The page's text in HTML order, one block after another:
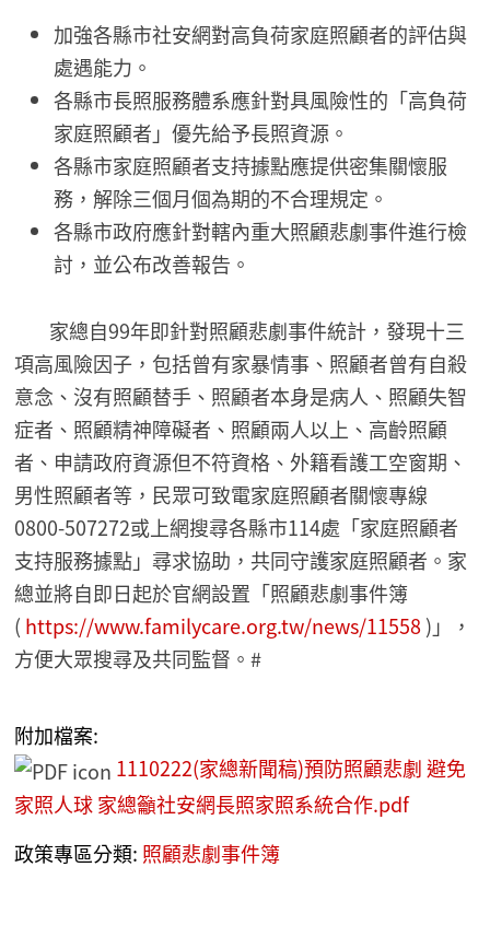
加強各縣市社安網對高負荷家庭照顧者的評估與
處遇能力。
各縣市長照服務體系應針對具風險性的「高負荷
家庭照顧者」優先給予長照資源。
各縣市家庭照顧者支持據點應提供密集關懷服
務，解除三個月個為期的不合理規定。
各縣市政府應針對轄內重大照顧悲劇事件進行檢
討，並公布改善報告。
家總自99年即針對照顧悲劇事件統計，發現十三
項高風險因子，包括曾有家暴情事、照顧者曾有自殺
意念、沒有照顧替手、照顧者本身是病人、照顧失智
症者、照顧精神障礙者、照顧兩人以上、高齡照顧
者、申請政府資源但不符資格、外籍看護工空窗期、
男性照顧者等，民眾可致電家庭照顧者關懷專線
0800-507272或上網搜尋各縣市114處「家庭照顧者
支持服務據點」尋求協助，共同守護家庭照顧者。家
總並將自即日起於官網設置「照顧悲劇事件簿
( https://www.familycare.org.tw/news/11558)」，
方便大眾搜尋及共同監督。#
附加檔案:
1110222(家總新聞稿)預防照顧悲劇 避免
家照人球 家總籲社安網長照家照系統合作.pdf
政策專區分類: 照顧悲劇事件簿